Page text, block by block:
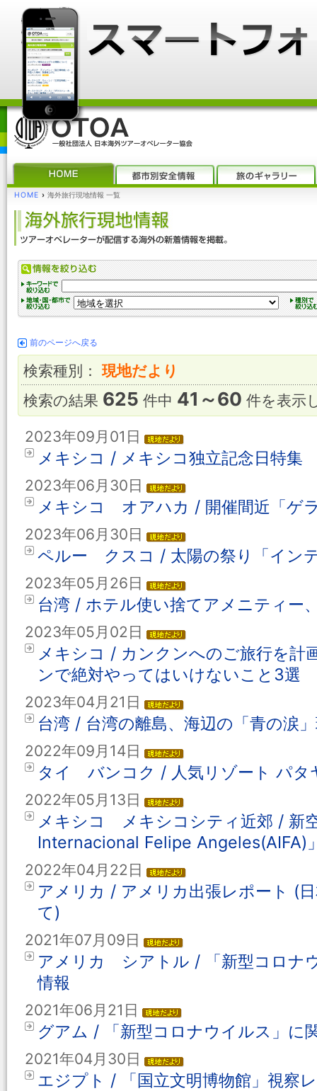
HOME › 海外旅行現地情報 一覧
前のページへ戻る
検索種別：現地だより
検索の結果 625 件中 41～60 件を表示
2023年09月01日
メキシコ / メキシコ独立記念日特集
2023年06月30日
メキシコ オアハカ / 開催間近「ゲ
2023年06月30日
ペルー クスコ / 太陽の祭り「イン
2023年05月26日
台湾 / ホテル使い捨てアメニティー
2023年05月02日
メキシコ / カンクンへのご旅行を計
ンで絶対やってはいけないこと3選
2023年04月21日
台湾 / 台湾の離島、海辺の「青の涙
2022年09月14日
タイ バンコク / 人気リゾート パタ
2022年05月13日
メキシコ メキシコシティ近郊 / 新
Internacional Felipe Angeles(AIFA)
2022年04月22日
アメリカ / アメリカ出張レポート (
て)
2021年07月09日
アメリカ シアトル / 「新型コロナ
情報
2021年06月21日
グアム / 「新型コロナウイルス」に
2021年04月30日
エジプト / 「国立文明博物館」視察